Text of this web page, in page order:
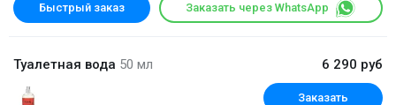
Быстрый заказ Заказать через WhatsApp
Туалетная вода 50 мл 6 290 руб
Заказать